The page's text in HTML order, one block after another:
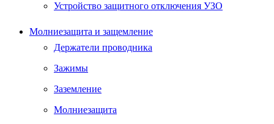
Устройство защитного отключения УЗО
Молниезащита и защемление
Держатели проводника
Зажимы
Заземление
Молниезащита